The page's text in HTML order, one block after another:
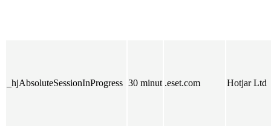
_hjAbsoluteSessionInProgress 30 minut .eset.com Hotjar Ltd